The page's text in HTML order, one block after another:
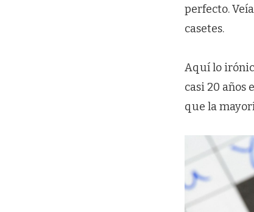
perfecto.
casetes.
Aquí lo
casi 20 años
que la